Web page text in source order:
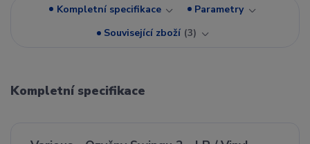
Kompletní specifikace
Parametry
Související zboží 3
Kompletní specifikace